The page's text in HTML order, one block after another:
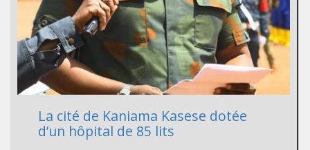
La cité de Kaniama Kasese dotée
d’un hôpital de 85 lits